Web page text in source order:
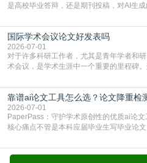
是高校毕业答辩，还是期刊投稿，对AI生
要求修改，还差点被判定学术不规范，真
刊，都已经明确出台了相关规定：如果使
注，未标注的AI生成内容会被认定为不符合
国际学术会议论文好发表吗
2026-07-01
对于许多科研工作者，尤其是青年学者和
术会议，是学术生涯中一个重要的里程碑
疑问：国际学术会议论文到底好不好发表
AEIC学术交流中心小编就为大家介绍“国际
文发表的相对优势与期刊论文相比，国际会
靠谱ai论文工具怎么选？论文降重检
2026-07-01
PaperPass：守护学术原创性的优质ai论
核心痛点不管是本科应届毕业生写毕业论
自己逐句读逐句改，熬好几个大夜不说，
率超标，再返工太折腾。现在有了成熟的